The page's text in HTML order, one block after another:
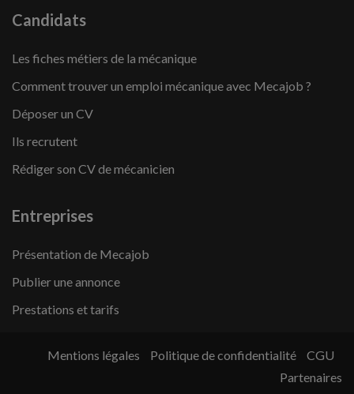
Candidats
Les fiches métiers de la mécanique
Comment trouver un emploi mécanique avec Mecajob ?
Déposer un CV
Ils recrutent
Rédiger son CV de mécanicien
Entreprises
Présentation de Mecajob
Publier une annonce
Prestations et tarifs
Mentions légales Politique de confidentialité
CGU
Partenaires